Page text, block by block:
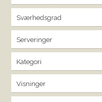
Sværhedsgrad
Serveringer
Kategori
Visninger